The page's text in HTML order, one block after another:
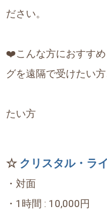
ださい。
❤️こんな方におすす
グを遠隔で受けたい方
本来の自分
たい方
☆ クリスタル・ラ
・対面
・1時間 : 10,000円